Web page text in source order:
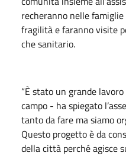
recheranno nelle
fragilità e faranno visite
che sanitario.
“È stato un grande
campo - ha spiegato
tanto da fare ma siamo
Questo progetto è da
della città perché agisce